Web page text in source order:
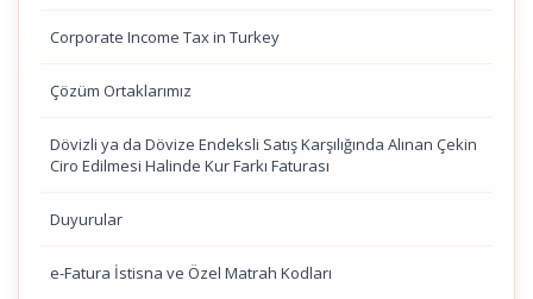
Corporate Income Tax in Turkey
Çözüm Ortaklarımız
Dövizli ya da Dövize Endeksli Satış Karşılığında Alınan Çekin
Ciro Edilmesi Halinde Kur Farkı Faturası
Duyurular
e-Fatura İstisna ve Özel Matrah Kodları